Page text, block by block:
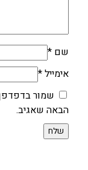
שם *
אימייל*
שמור
הבאה שאגיב.